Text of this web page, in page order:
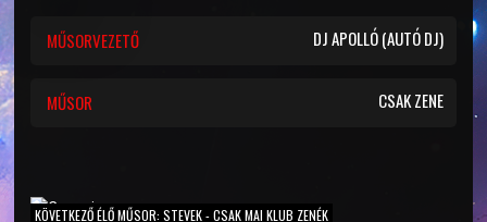
MŰSORVEZETŐ DJ APOLLÓ (AUTÓ DJ)
MŰSOR CSAK ZENE
KÖVETKEZŐ ÉLŐ MŰSOR: STEVEK - CSAK MAI KLUB ZENÉK